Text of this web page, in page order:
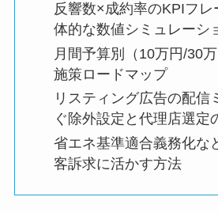
反響数×成約率のKPIフ
体的な数値シミュレーシ
月間予算別（10万円/30
施策ロードマップ
リスティング広告の配信
ぐ除外設定と代理店選定
省エネ基準適合義務化な
客訴求に活かす方法